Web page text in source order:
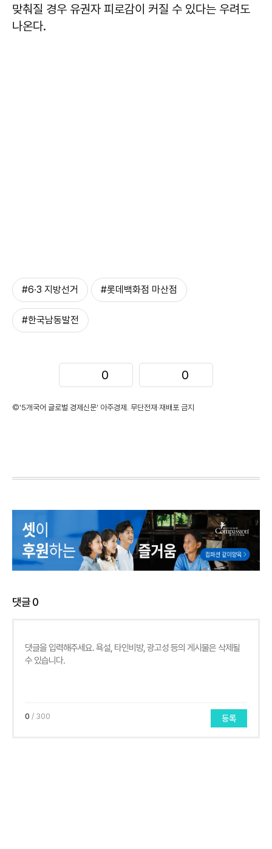
맞춰질 경우 유권자 피로감이 커질 수 있다는 우려도
나온다.
#6·3 지방선거 #롯데백화점 마산점
#한국남동발전
0 0
©'5개국어 글로벌 경제신문' 아주경제. 무단전재·재배포 금지
댓글0
0 / 300 등록